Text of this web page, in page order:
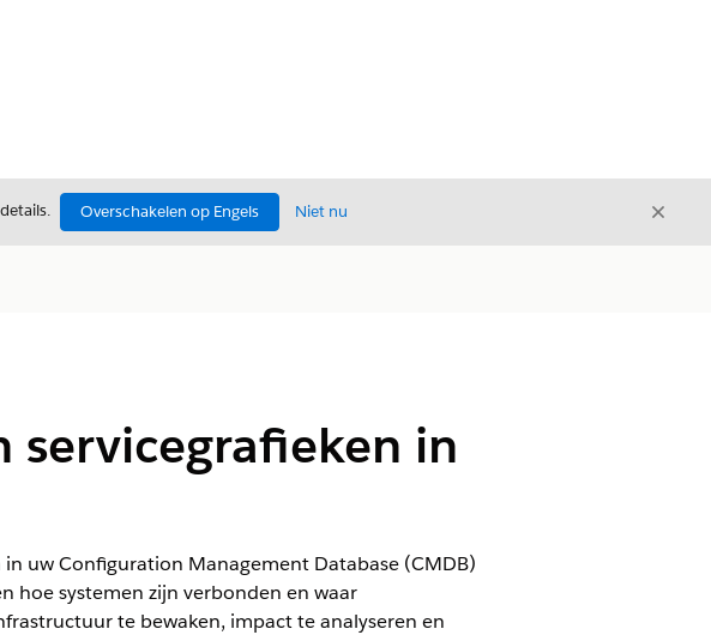
Overschakelen op Engels Niet nu Sluiten
servicegrafieken in
uw Configuration Management Database (CMDB)
hoe systemen zijn verbonden en waar
te bewaken, impact te analyseren en